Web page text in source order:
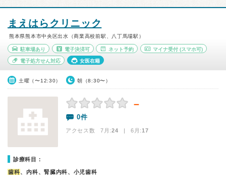
まえはらクリニック
熊本県熊本市中央区出水（商業高校前駅、八丁馬場駅）
駐車場あり 電子決済可 ネット予約 マイナ受付 (スマホ可)
電子処方せん対応 女医在籍
土曜（〜12:30） 朝（8:30〜）
－
0件
アクセス数 7月:24 | 6月:17
診療科目：
歯科、内科、腎臓内科、小児歯科